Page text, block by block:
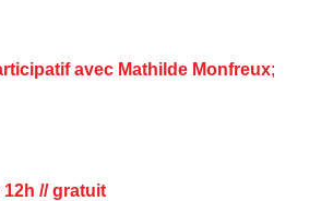
avec Mathilde Monfreux;
//gratuit